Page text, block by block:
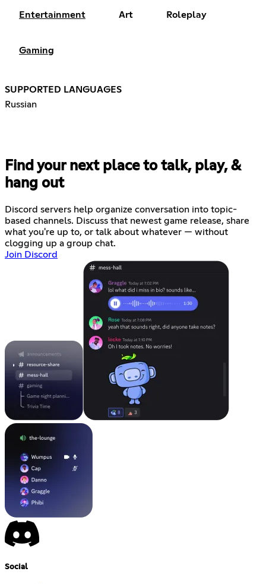
Entertainment Art Roleplay
Gaming
SUPPORTED LANGUAGES
Russian
Find your next place to talk, play, &
hang out
Discord servers help organize conversation into topic-
based channels. Discuss that newest game release, share
what you're up to, or talk about whatever — without
clogging up a group chat.
Join Discord
Social